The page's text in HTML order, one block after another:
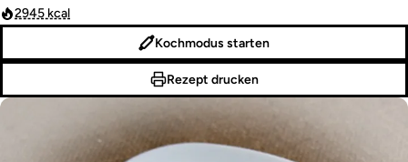
2945 kcal
Kochmodus starten
Rezept drucken